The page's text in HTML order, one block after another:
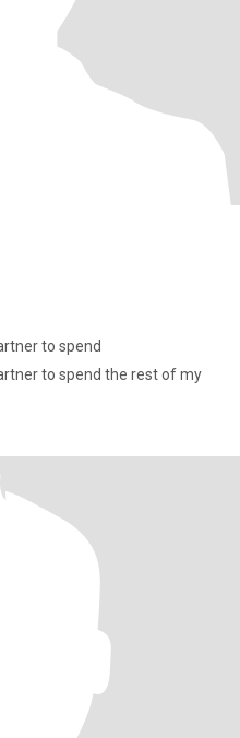
to spend
to spend the rest of my